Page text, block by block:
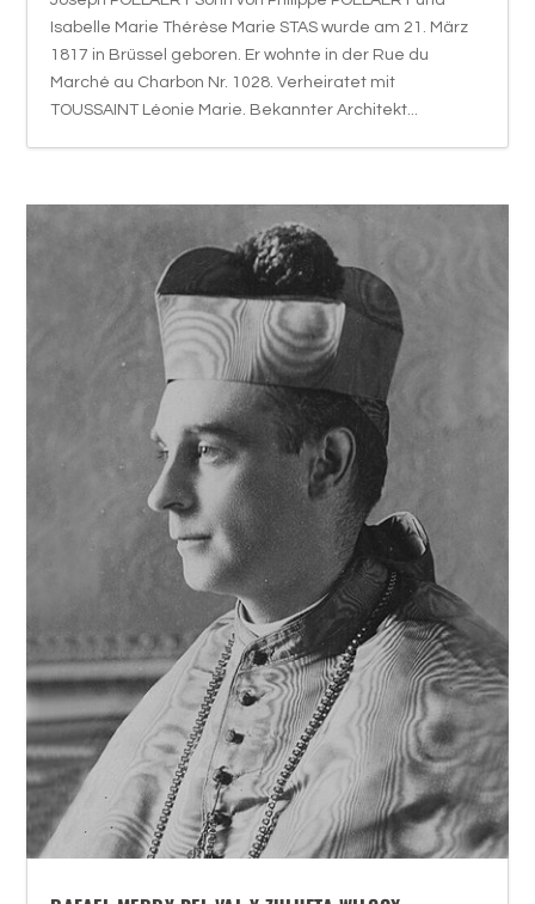
Isabelle Marie Thérèse Marie STAS wurde am 21. März
1817 in Brüssel geboren. Er wohnte in der Rue du
Marché au Charbon Nr. 1028. Verheiratet mit
TOUSSAINT Léonie Marie. Bekannter Architekt...